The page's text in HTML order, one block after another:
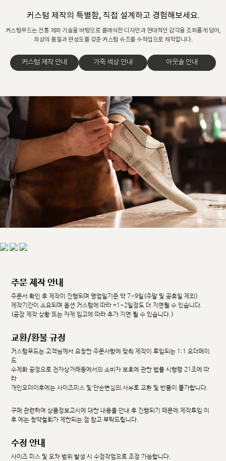
커스텀 제작의 특별함, 직접 설계하고 경험해보세요.
커스텀무드는 전통 제화 기술을 바탕으로 클래식한 디자인과 현대적인 감각을 조화롭게 담아,
최상의 품질과 완성도를 갖춘 커스텀 슈즈를 수작업으로 제작합니다.
커스텀 제작 안내 가죽 색상 안내 아웃솔 안내
주문 제작 안내
주문서 확인 후 제작이 진행되며 영업일기준 약 7~9일(주말 및 공휴일 제외)
제작기간이 소요되며 옵션 커스텀에 따라 +1~2일정도 더 지연될 수 있습니다.
(공장 제작 상황 또는 자재 입고에 따라 추가 지연 될 수 있습니다.)
교환/환불 규정
커스텀무드는 고객님께서 요청한 주문사항에 맞춰 제작이 투입되는 1:1 오더메이
드
수제화 공정으로 전자상거래등에서의 소비자 보호에 관한 법률 시행령 21조에 따
라
개인오더이후에는 사이즈미스 및 단순변심의 사유로 교환 및 반품이 불가합니다.
구매 관련하여 상품정보고시에 대한 내용을 안내 후 진행되기 때문에 제작투입 이
후 에는 청약철회가 제한되는 점 참고 부탁드립니다.
수정 안내
사이즈 미스 및 오차 범위 발생 시 수정작업으로 조정 가능합니다.